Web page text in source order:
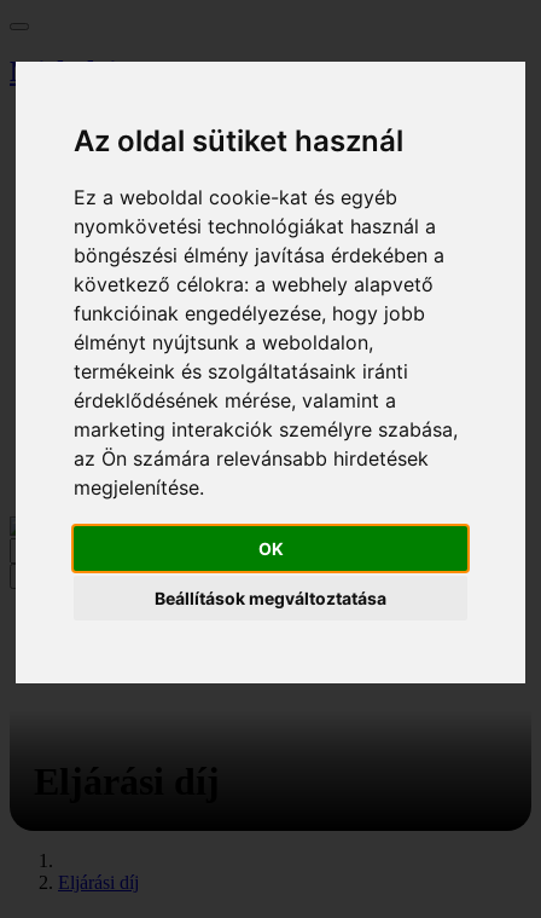
Az oldal sütiket használ
Ez a weboldal cookie-kat és egyéb
nyomkövetési technológiákat használ a
böngészési élmény javítása érdekében a
következő célokra:a webhely alapvető
funkcióinak engedélyezése, hogy jobb
élményt nyújtsunk a weboldalon,
termékeink és szolgáltatásaink iránti
érdeklődésének mérése, valamint a
marketing interakciók személyre szabása,
az Ön számára relevánsabb hirdetések
megjelenítése.
OK
Beállítások megváltoztatása
Miskolci Egyetem
Keresés
Tallózó
Eseménynaptár
Jegyiroda
Parkolási engedély
Eljárási díj
Kosár
Bejelentkezés
Regisztráció
HU - Magyar
EN - English
Bejelentkezés
Kosár
Eljárási díj